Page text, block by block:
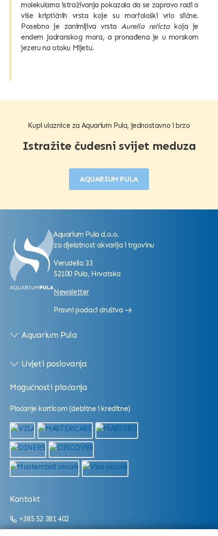
molekularna istraživanja pokazala da se zapravo radi o
više kriptičnih vrsta koje su morfološki vrlo slične.
Posebno je zanimljiva vrstaAurelia relictakoja je
endem Jadranskog mora, a pronađena je u morskom
jezeru na otoku Mljetu.
Kupi ulaznice za Aquarium Pula, jednostavno i brzo
Istražite čudesni svijet meduza
AQUARIUM PULA
Aquarium Pula d.o.o.
za djelatnost akvarija i trgovinu
Verudella 33
52100 Pula, Hrvatska
Newsletter
Pravni podaci društva
Aquarium Pula
Uvjeti poslovanja
Mogućnosti plaćanja
Plaćanje karticom (debitne i kreditne)
Kontakt
+385 52 381 402